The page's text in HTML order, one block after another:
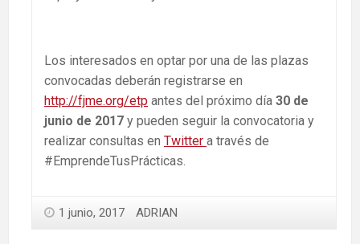
Los interesados en optar por una de las plazas
convocadas deberán registrarse en
http://fjme.org/etp antes del próximo día 30 de
junio de 2017 y pueden seguir la convocatoria y
realizar consultas en Twitter a través de
#EmprendeTusPrácticas.
1 junio, 2017 ADRIAN